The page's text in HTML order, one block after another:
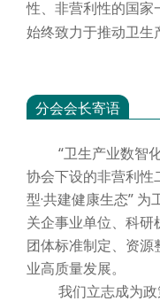
性、非营利性的国家
始终致力于推动卫生
分会会长寄语
“卫生产业数智化
协会下设的非营利性
型·共建健康生态”
关企事业单位、科研
团体标准制定、资
业高质量发展。
我们立志成为政